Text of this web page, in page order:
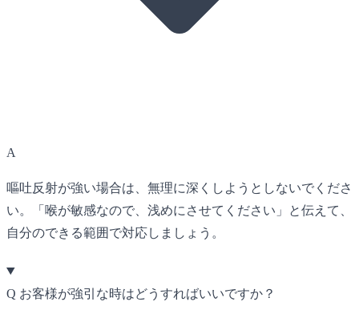
A
嘔吐反射が強い場合は、無理に深くしようとしないでくださ
い。「喉が敏感なので、浅めにさせてください」と伝えて、
自分のできる範囲で対応しましょう。
Q お客様が強引な時はどうすればいいですか？